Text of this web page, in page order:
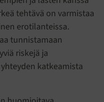
tehtävä on varmistaa
erotilanteissa.
tunnistamaan
riskejä ja
katkeamista